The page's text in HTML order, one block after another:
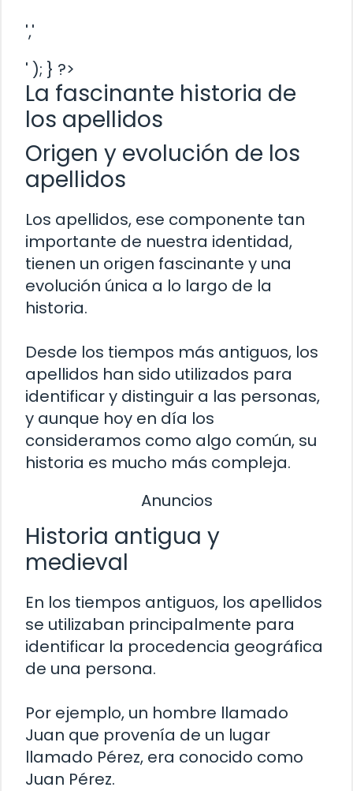
','
' ); } ?>
La fascinante historia de
los apellidos
Origen y evolución de los
apellidos
Los apellidos, ese componente tan
importante de nuestra identidad,
tienen un origen fascinante y una
evolución única a lo largo de la
historia.
Desde los tiempos más antiguos, los
apellidos han sido utilizados para
identificar y distinguir a las personas,
y aunque hoy en día los
consideramos como algo común, su
historia es mucho más compleja.
Anuncios
Historia antigua y
medieval
En los tiempos antiguos, los apellidos
se utilizaban principalmente para
identificar la procedencia geográfica
de una persona.
Por ejemplo, un hombre llamado
Juan que provenía de un lugar
llamado Pérez, era conocido como
Juan Pérez.